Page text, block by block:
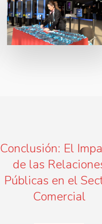
Conclusión: El
de las
Públicas en el
Comercial